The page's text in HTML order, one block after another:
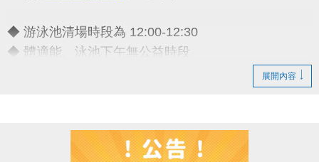
◆ 游泳池清場時段為 12:00-12:30
◆ 體適能、泳池下午無公益時段
展開內容